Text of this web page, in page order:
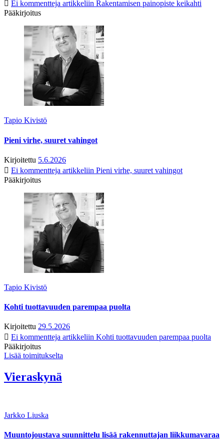
Ei kommentteja artikkeliin Rakentamisen painopiste keikahti
Pääkirjoitus
Tapio Kivistö
Pieni virhe, suuret vahingot
Kirjoitettu 5.6.2026
Ei kommentteja artikkeliin Pieni virhe, suuret vahingot
Pääkirjoitus
Tapio Kivistö
Kohti tuottavuuden parempaa puolta
Kirjoitettu 29.5.2026
Ei kommentteja artikkeliin Kohti tuottavuuden parempaa puolta
Pääkirjoitus
Lisää toimitukselta
Vieraskynä
Jarkko Liuska
Muuntojoustava suunnittelu lisää rakennuttajan liikkumavaraa